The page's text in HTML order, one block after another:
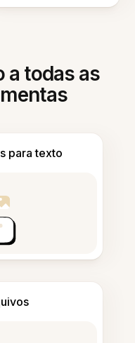
a todas as
para texto